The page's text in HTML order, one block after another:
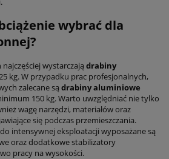
wybrać dla
wystarczają drabiny
kg. W przypadku prac profesjonalnych,
zalecane są drabiny aluminiowe
150 kg. Warto uwzględniać nie tylko
wagę narzędzi, materiałów oraz
się podczas przemieszczania.
intensywnej eksploatacji wyposażane są
oraz dodatkowe stabilizatory
pracy na wysokości.